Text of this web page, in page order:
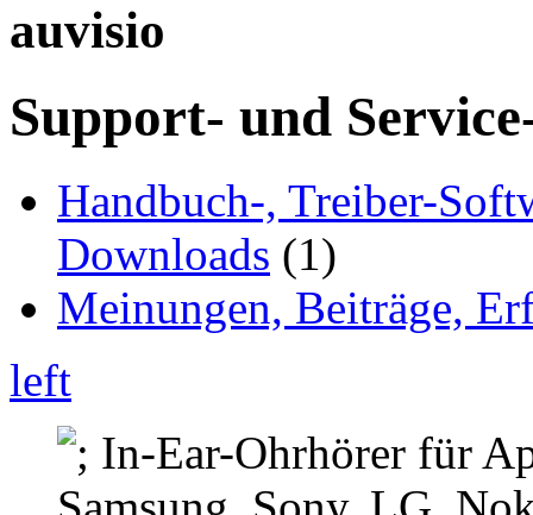
auvisio
Support- und
Handbuch-, Treiber-
Downloads (1)
Meinungen, Beiträge,
left